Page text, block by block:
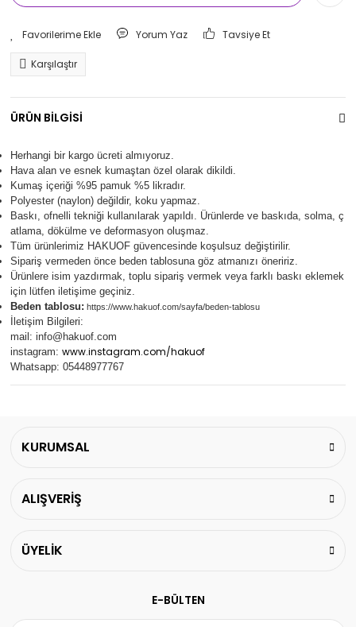
Yorum Yaz Tavsiye Et
Karşılaştır
ÜRÜN BİLGİSİ
Herhangi bir kargo ücreti almıyoruz.
Hava alan ve esnek kumaştan özel olarak dikildi.
Kumaş içeriği %95 pamuk %5 likradır.
Polyester (naylon) değildir, koku yapmaz.
Baskı, ofnelli tekniği kullanılarak yapıldı. Ürünlerde ve baskıda, solma, ç
atlama, dökülme ve deformasyon oluşmaz.
Tüm ürünlerimiz HAKUOF güvencesinde koşulsuz değiştirilir.
Sipariş vermeden önce beden tablosuna göz atmanızı öneririz.
Ürünlere isim yazdırmak, toplu sipariş vermek veya farklı baskı eklemek
için lütfen iletişime geçiniz.
Beden tablosu: https://www.hakuof.com/sayfa/beden-tablosu
İletişim Bilgileri:
mail: info@hakuof.com
instagram: www.instagram.com/hakuof
Whatsapp: 05448977767
KURUMSAL
ALIŞVERİŞ
ÜYELİK
E-BÜLTEN